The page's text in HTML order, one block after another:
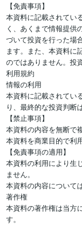
【免責事項】
本資料に記載されてい
く、あくまで情報提供
づいて投資を行った場
ます。また、本資料に
のではありません。投
利用規約
情報の利用
本資料に記載されてい
り、最終的な投資判断
【禁止事項】
本資料の内容を無断で
本資料を商業目的で利
【免責事項の適用】
本資料の利用により生
ません。
本資料の内容について
著作権
本資料の著作権は当方
す。